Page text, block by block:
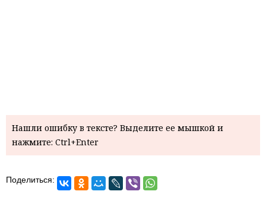
Нашли ошибку в тексте? Выделите ее мышкой и
нажмите: Ctrl+Enter
Поделиться: